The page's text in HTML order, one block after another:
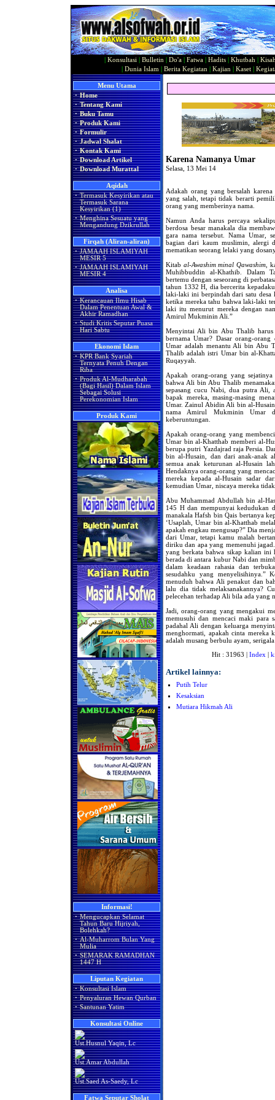
Konsultasi Bulletin Do'a Fatwa Hadits Khutbah
Dunia Islam Berita Kegiatan Kajian Kaset|
Menu Utama
· Home
· Tentang Kami
· Buku Tamu
· Produk Kami
· Formulir
· Jadwal Shalat
· Kontak Kami
· Download Artikel
· Download Murattal
Aqidah
· Termasuk Kesyirikan atau
Termasuk Sarana
Kesyirikan (1)
· Menghina Sesuatu yang
Mengandung Dzikrullah
Firqah (Aliran-aliran)
· JAMAAH ISLAMIYAH
MESIR 5
· JAMAAH ISLAMIYAH
MESIR 4
Analisa
· Kerancauan Ilmu Hisab
Dalam Penentuan Awal &
Akhir Ramadhan
· Studi Kritis Seputar Puasa
Hari Sabtu
Ekonomi Islam
· KPR Bank Syariah
Ternyata Penuh Dengan
Riba
· Produk Al-Mudharabah
(Bagi Hasil) Dalam Islam
Sebagai Solusi
Perekonomian Islam
Produk Kami
Informasi!
· Mengucapkan Selamat
Tahun Baru Hijriyah,
Bolehkah?
· Al-Muharrom Bulan Yang
Mulia
· SEMARAK RAMADHAN
1447 H
Liputan Kegiatan
· Konsultasi Islam
· Penyaluran Hewan Qurban
· Santunan Yatim
Konsultasi Online
Ust.Husnul Yaqin, Lc
Ust.Amar Abdullah
Ust.Saed As-Saedy, Lc
Fatwa Seputar Sholat
Karena Namanya Umar
Selasa, 13 Mei 14
Adakah orang yang bersalah
yang salah, tetapi tidak berarti
orang yang memberinya nama.
Namun Anda harus percaya
berdosa besar manakala dia
gara nama tersebut. Nama Umar,
bagian dari kaum muslimin, alergi
mematikan seorang lelaki yang
Kitab al-Awashim minal Qawashim,
Muhibbuddin al-Khathib. Dalam
bertemu dengan seseorang di
tahun 1332 H, dia bercerita
laki-laki ini berpindah dari satu desa
ketika mereka tahu bahwa laki-laki
laki itu menurut mereka dengan
Amirul Mukminin Ali.”
Menyintai Ali bin Abu Thalib harus
bernama Umar? Dasar orang-
Umar adalah menantu Ali bin Abu
Thalib adalah istri Umar bin al-
Ruqayyah.
Apakah orang-orang yang
bahwa Ali bin Abu Thalib
sepasang cucu Nabi, dua putra Ali,
bapak mereka, masing-masing
Umar. Zainul Abidin Ali bin al-
nama Amirul Mukminin Umar
keberuntungan.
Apakah orang-orang yang
Umar bin al-Khatthab memberi al-
berupa putri Yazdajrad raja Persia.
bin al-Husain, dan dari anak-anak
semua anak keturunan al-Husain
Hendaknya orang-orang yang
mereka kepada al-Husain sadar
kemudian Umar, niscaya mereka
Abu Muhammad Abdullah bin al-
145 H dan mempunyai kedudukan
manakala Hafsh bin Qais bertanya
‘Usaplah, Umar bin al-Khatthab
apakah engkau mengusap?” Dia
dari Umar, tetapi kamu malah
diriku dan apa yang memenuhi
yang berkata bahwa sikap kalian ini
berada di antara kubur Nabi dan
dalam keadaan rahasia dan
sesudahku yang menyelisihinya.”
menuduh bahwa Ali penakut dan
lalu dia tidak melaksanakannya?
pelecehan terhadap Ali bila ada yang
Jadi, orang-orang yang mengakui
memusuhi dan mencaci maki para
padahal Ali dengan keluarga
menghormati, apakah cinta mereka
adalah musang berbulu ayam,
Hit : 31963 | Index |
Artikel lainnya:
Putih Telur
Kesaksian
Mutiara Hikmah Ali